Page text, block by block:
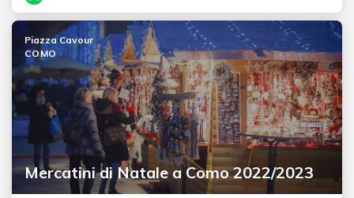
Mercatini di Natale a Como 2022/2023
Piazza Cavour
COMO